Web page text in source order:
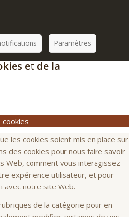
Paramètres
et de la
cookies
les cookies soient mis en place sur
des cookies pour nous faire savoir
Web, comment vous interagissez
expérience utilisateur, et pour
avec notre site Web.
de la catégorie pour en